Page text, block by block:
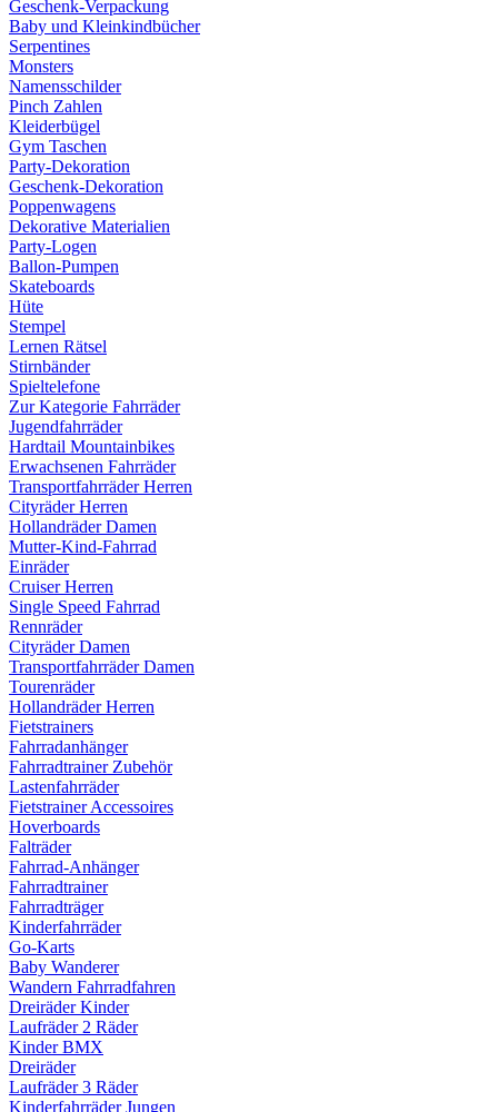
Geschenk-Verpackung
Baby und Kleinkindbücher
Serpentines
Monsters
Namensschilder
Pinch Zahlen
Kleiderbügel
Gym Taschen
Party-Dekoration
Geschenk-Dekoration
Poppenwagens
Dekorative Materialien
Party-Logen
Ballon-Pumpen
Skateboards
Hüte
Stempel
Lernen Rätsel
Stirnbänder
Spieltelefone
Zur Kategorie Fahrräder
Jugendfahrräder
Hardtail Mountainbikes
Erwachsenen Fahrräder
Transportfahrräder Herren
Cityräder Herren
Hollandräder Damen
Mutter-Kind-Fahrrad
Einräder
Cruiser Herren
Single Speed Fahrrad
Rennräder
Cityräder Damen
Transportfahrräder Damen
Tourenräder
Hollandräder Herren
Fietstrainers
Fahrradanhänger
Fahrradtrainer Zubehör
Lastenfahrräder
Fietstrainer Accessoires
Hoverboards
Falträder
Fahrrad-Anhänger
Fahrradtrainer
Fahrradträger
Kinderfahrräder
Go-Karts
Baby Wanderer
Wandern Fahrradfahren
Dreiräder Kinder
Laufräder 2 Räder
Kinder BMX
Dreiräder
Laufräder 3 Räder
Kinderfahrräder Jungen